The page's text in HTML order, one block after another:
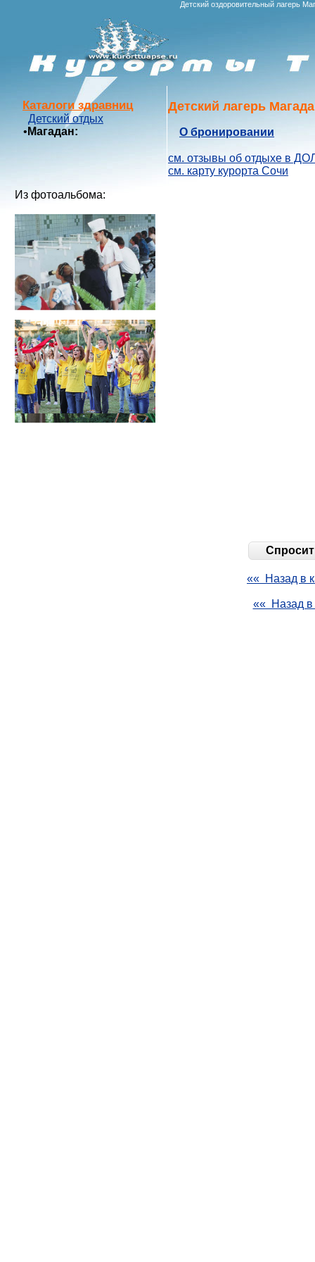
Детский оздоровительный лагерь
Каталоги здравниц
Детский отдых
• Магадан:
Из фотоальбома:
Детский лагерь
О бронировании
см. отзывы об отдыхе в
см. карту курорта Сочи
«« Назад в
«« Назад в